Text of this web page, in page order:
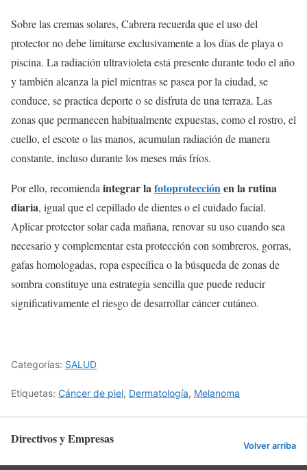
Sobre las cremas solares, Cabrera recuerda que el uso del
protector no debe limitarse exclusivamente a los días de playa o
piscina. La radiación ultravioleta está presente durante todo el año
y también alcanza la piel mientras se pasea por la ciudad, se
conduce, se practica deporte o se disfruta de una terraza. Las
zonas que permanecen habitualmente expuestas, como el rostro, el
cuello, el escote o las manos, acumulan radiación de manera
constante, incluso durante los meses más fríos.
Por ello, recomiendaintegrar lafotoprotecciónen la rutina
diaria, igual que el cepillado de dientes o el cuidado facial.
Aplicar protector solar cada mañana, renovar su uso cuando sea
necesario y complementar esta protección con sombreros, gorras,
gafas homologadas, ropa específica o la búsqueda de zonas de
sombra constituye una estrategia sencilla que puede reducir
significativamente el riesgo de desarrollar cáncer cutáneo.
Categorías: SALUD
Etiquetas: Cáncer de piel, Dermatología, Melanoma
Directivos y Empresas Volver arriba